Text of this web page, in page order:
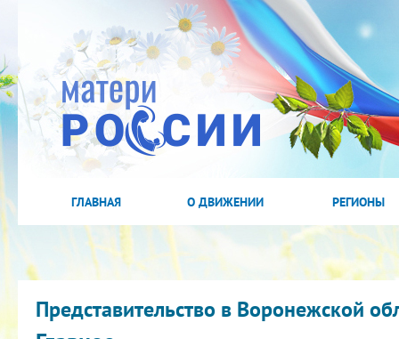
ГЛАВНАЯ О ДВИЖЕНИИ РЕГИОНЫ
Представительство в Воронежской